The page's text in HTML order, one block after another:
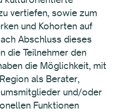
vertiefen, sowie zum
und Kohorten auf
Abschluss dieses
die Teilnehmer den
die Möglichkeit, mit
als Berater,
und/oder
Funktionen